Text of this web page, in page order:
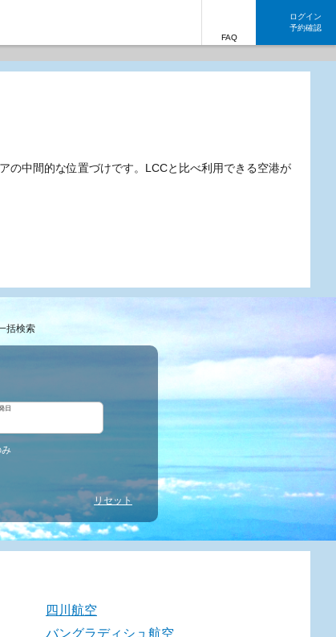
FAQ
ログイン
予約確認
の中間的な位置づけです。LCCと比べ利用できる空港が
括検索
日
リセット
四川航空
バングラディシュ航空